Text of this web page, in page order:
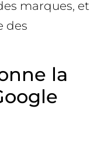
marques, et
des
la